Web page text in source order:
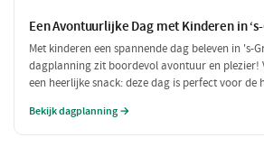
Een Avontuurlijke Dag met Kinderen in
Met kinderen een spannende dag beleven in 's-
dagplanning zit boordevol avontuur en plezier!
een heerlijke snack: deze dag is perfect voor de
Bekijk dagplanning →